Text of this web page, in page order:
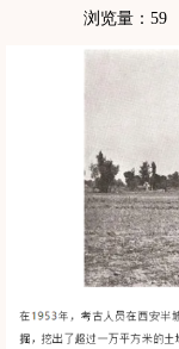
浏览量： 59